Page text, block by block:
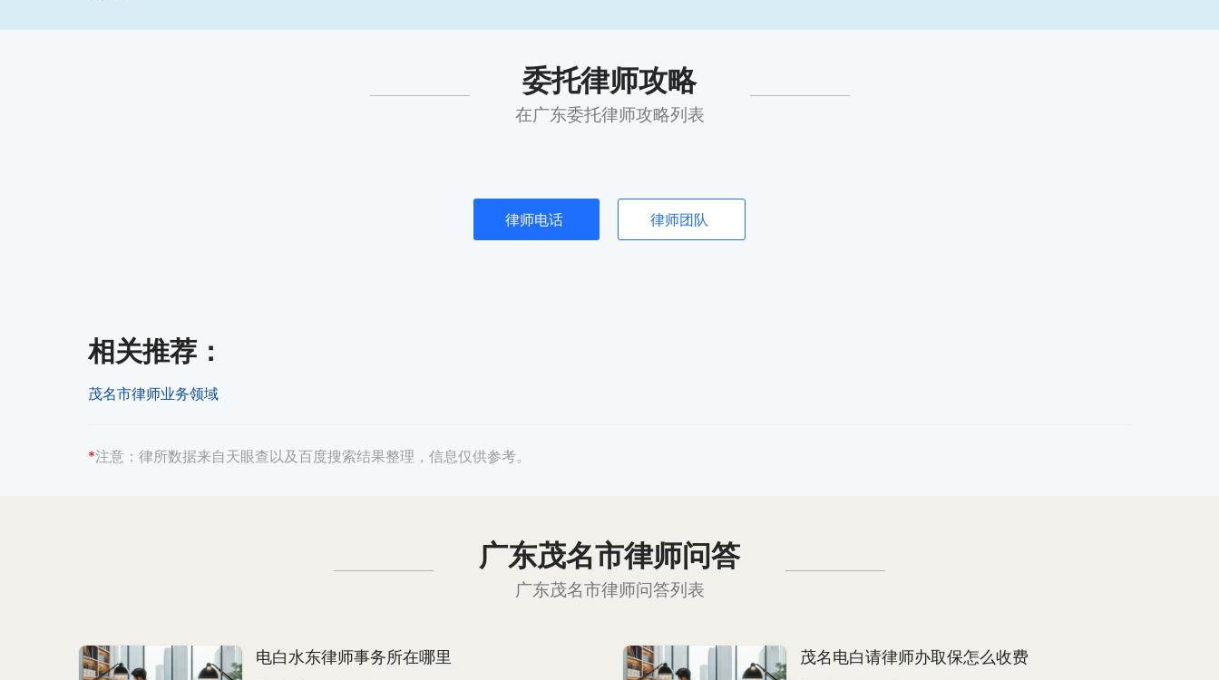
委托律师攻略
在广东委托律师攻略列表
律师电话 律师团队
相关推荐 ：
茂名市律师业务领域
*注意： 律所数据来自天眼查以及百度搜索结果整理，信息仅供参考。
广东茂名市律师问答
广东茂名市律师问答列表
电白水东律师事务所在哪里 茂名电白请律师办取保怎么收费